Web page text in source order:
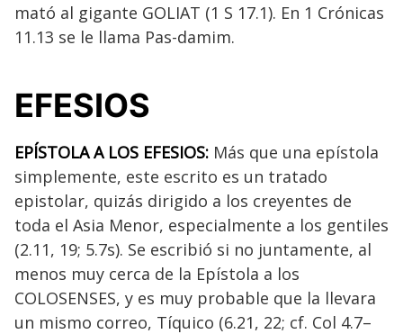
mató al gigante GOLIAT (1 S 17.1). En 1 Crónicas
11.13 se le llama Pas-damim.
EFESIOS
EPÍSTOLA A LOS EFESIOS: Más que una epístola
simplemente, este escrito es un tratado
epistolar, quizás dirigido a los creyentes de
toda el Asia Menor, especialmente a los gentiles
(2.11, 19; 5.7s). Se escribió si no juntamente, al
menos muy cerca de la Epístola a los
COLOSENSES, y es muy probable que la llevara
un mismo correo, Tíquico (6.21, 22; cf. Col 4.7–